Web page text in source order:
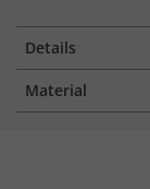
Details
Material